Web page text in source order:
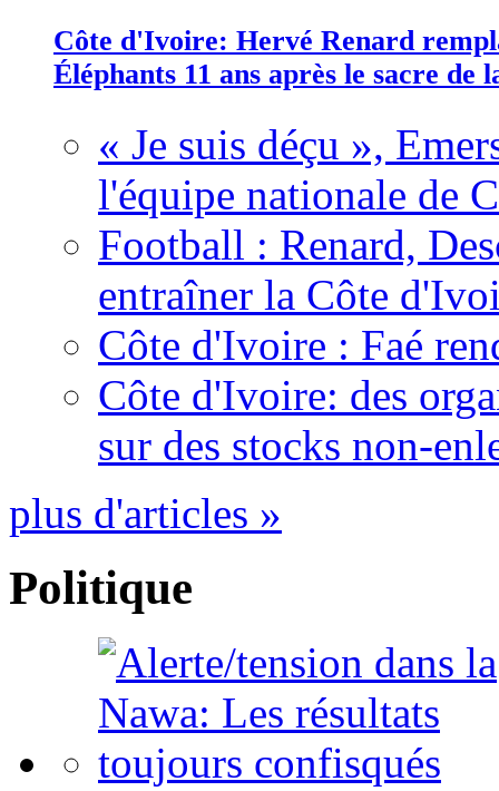
Côte d'Ivoire: Hervé Renard
Éléphants 11 ans après le sacre de
« Je suis déçu »,
l'équipe nationale de
Football : Renard,
entraîner la Côte
Côte d'Ivoire : Faé
Côte d'Ivoire: des
sur des stocks non-
plus d'articles »
Politique